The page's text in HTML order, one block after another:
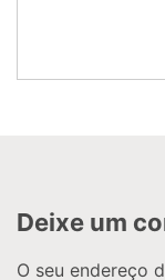
Deixe um
O seu endereço